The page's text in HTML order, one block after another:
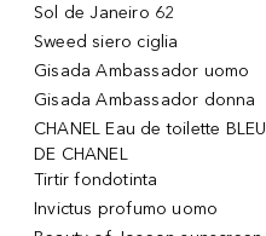
Sol de Janeiro 62
Sweed siero ciglia
Gisada Ambassador uomo
Gisada Ambassador donna
CHANEL Eau de toilette BLEU
DE CHANEL
Tirtir fondotinta
Invictus profumo uomo